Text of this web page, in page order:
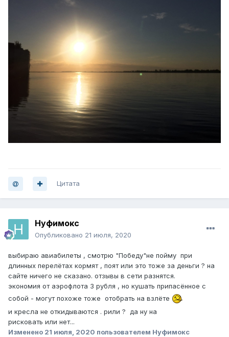
Цитата
Нуфимокс
Опубликовано 21 июля, 2020
выбираю авиабилеты , смотрю "Победу"не пойму при
длинных перелётах кормят , поят или это тоже за деньги ? на
сайте ничего не сказано. отзывы в сети разнятся.
экономия от аэрофлота 3 рубля , но кушать припасённое с
собой - могут похоже тоже отобрать на взлёте
и кресла не откидываются . рили ? да ну на
рисковать или нет...
Изменено 21 июля, 2020 пользователем Нуфимокс